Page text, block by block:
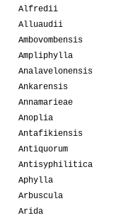
Alfredii
Alluaudii
Ambovombensis
Ampliphylla
Analavelonensis
Ankarensis
Annamarieae
Anoplia
Antafikiensis
Antiquorum
Antisyphilitica
Aphylla
Arbuscula
Arida